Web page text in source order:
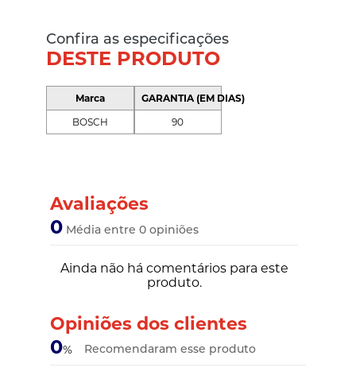
Confira as especificações
DESTE PRODUTO
Marca
BOSCH
GARANTIA (EM DIAS)
90
Avaliações
0 Média entre 0 opiniões
Ainda não há comentários para este
produto.
Opiniões dos clientes
0% Recomendaram esse produto